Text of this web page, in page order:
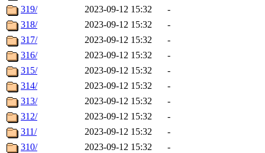
319/
2023-09-12 15:32
-
318/
2023-09-12 15:32
-
317/
2023-09-12 15:32
-
316/
2023-09-12 15:32
-
315/
2023-09-12 15:32
-
314/
2023-09-12 15:32
-
313/
2023-09-12 15:32
-
312/
2023-09-12 15:32
-
311/
2023-09-12 15:32
-
310/
2023-09-12 15:32
-